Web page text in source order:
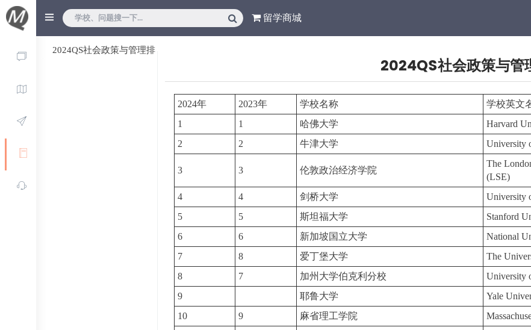
留学商城
2024QS社会政策与管理排
2024QS社会政策与管
2024年 2023年 学校名称 学校英文
1
1 哈佛大学 Harvard
2
2 牛津大学 University
3 3 伦敦政治经济学院
The
(LSE)
4 4 剑桥大学 University
5
5 斯坦福大学 Stanford
6
6 新加坡国立大学 National
7
8 爱丁堡大学 The
8
7 加州大学伯克利分校 University
9
耶鲁大学 Yale
10
9 麻省理工学院